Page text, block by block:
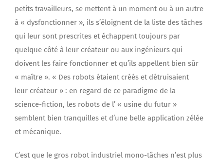
petits travailleurs, se mettent à un moment ou à un autre
à « dysfonctionner », ils s’éloignent de la liste des tâches
qui leur sont prescrites et échappent toujours par
quelque côté à leur créateur ou aux ingénieurs qui
doivent les faire fonctionner et qu’ils appellent bien sûr
« maître ». « Des robots étaient créés et détruisaient
leur créateur » : en regard de ce paradigme de la
science-fiction, les robots de l’ « usine du futur »
semblent bien tranquilles et d’une belle application zélée
et mécanique.
C’est que le gros robot industriel mono-tâches n’est plus